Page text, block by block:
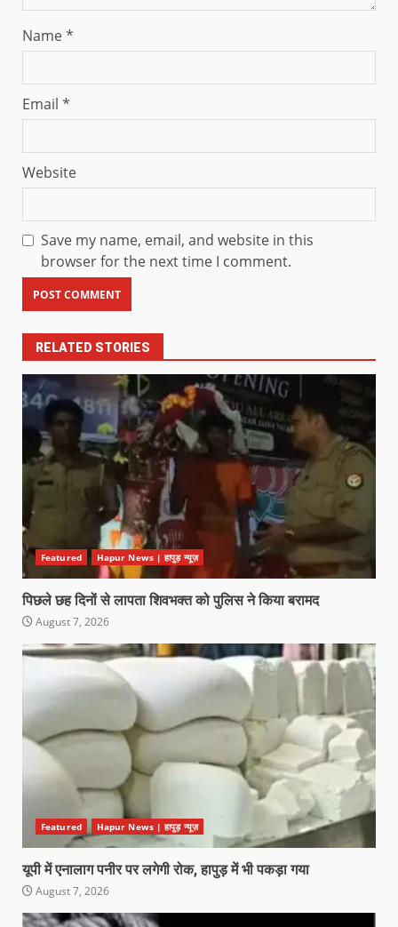
Name*
Email *
Website
Save my name, email, and website in this
browser for the next time I comment.
RELATED STORIES
Featured Hapur News | हापुड़ न्यूज़
पिछले छह दिनों से लापता शिवभक्त को पुलिस ने किया बरामद
August 7, 2026
Featured Hapur News | हापुड़ न्यूज़
यूपी में एनालाग पनीर पर लगेगी रोक, हापुड़ में भी पकड़ा गया
August 7, 2026